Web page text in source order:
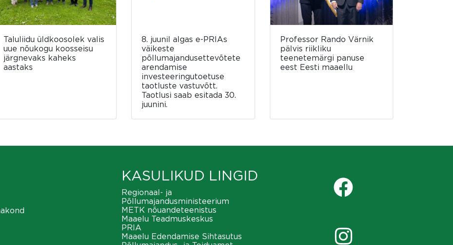
Taluliidu üldkoosolek valis
uue nõukogu koosseisu
järgnevaks kaheks
aastaks
8. juunil algas e-PRIAs
väikeste
põllumajandusettevõtete
arendamise
investeeringutoetuse
taotluste vastuvõtt.
Taotlusi saab esitada 30.
juunini.
Professor Rando Värnik
pälvis riikliku
teenetemärgi panuse
eest Eesti maaellu
KASULIKUD LINGID
Regionaal- ja
Põllumajandusministeerium
METK nõuandeteenistus
Maaelu Teadmuskeskus
PRIA
Maaelu Edendamise Sihtasutus